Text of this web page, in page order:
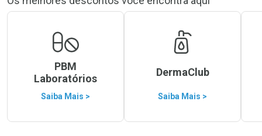
PBM
Laboratórios
Saiba Mais >
DermaClub
Saiba Mais >